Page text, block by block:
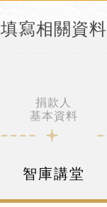
填寫相關資料
捐款人
基本資料
智庫講堂